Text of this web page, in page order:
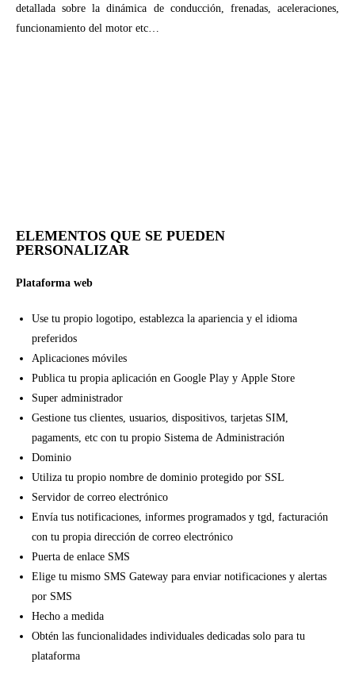
detallada sobre la dinámica de conducción, frenadas, aceleraciones,
funcionamiento del motor etc…
ELEMENTOS QUE SE PUEDEN
PERSONALIZAR
Plataforma web
Use tu propio logotipo, establezca la apariencia y el idioma
preferidos
Aplicaciones móviles
Publica tu propia aplicación en Google Play y Apple Store
Super administrador
Gestione tus clientes, usuarios, dispositivos, tarjetas SIM,
pagaments, etc con tu propio Sistema de Administración
Dominio
Utiliza tu propio nombre de dominio protegido por SSL
Servidor de correo electrónico
Envía tus notificaciones, informes programados y tgd, facturación
con tu propia dirección de correo electrónico
Puerta de enlace SMS
Elige tu mismo SMS Gateway para enviar notificaciones y alertas
por SMS
Hecho a medida
Obtén las funcionalidades individuales dedicadas solo para tu
plataforma